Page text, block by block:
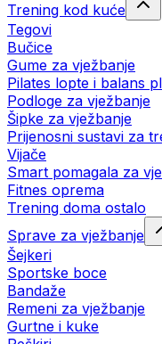
Trening kod kuće
Tegovi
Bučice
Gume za vježbanje
Pilates lopte i balans
Podloge za vježbanje
Šipke za vježbanje
Prijenosni sustavi za
Vijače
Smart pomagala za
Fitnes oprema
Trening doma ostalo
Sprave za vježbanje
Šejkeri
Sportske boce
Bandaže
Remeni za vježbanje
Gurtne i kuke